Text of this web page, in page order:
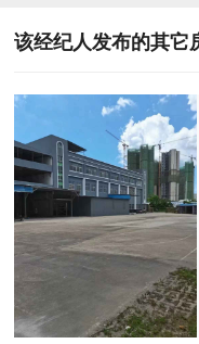
该经纪人发布的其它